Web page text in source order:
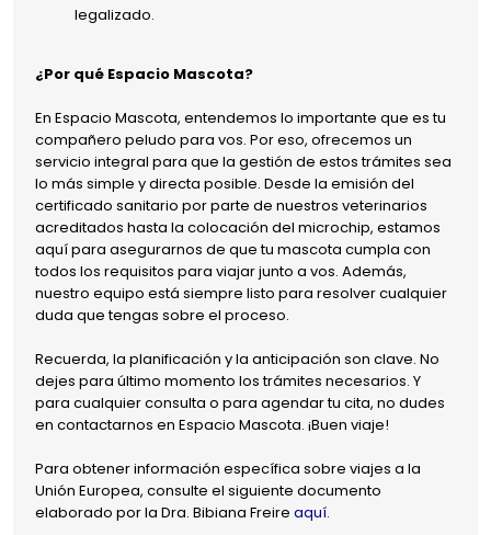
legalizado.
¿Por qué Espacio Mascota?
En Espacio Mascota, entendemos lo importante que es tu
compañero peludo para vos. Por eso, ofrecemos un
servicio integral para que la gestión de estos trámites sea
lo más simple y directa posible. Desde la emisión del
certificado sanitario por parte de nuestros veterinarios
acreditados hasta la colocación del microchip, estamos
aquí para asegurarnos de que tu mascota cumpla con
todos los requisitos para viajar junto a vos. Además,
nuestro equipo está siempre listo para resolver cualquier
duda que tengas sobre el proceso.
Recuerda, la planificación y la anticipación son clave. No
dejes para último momento los trámites necesarios. Y
para cualquier consulta o para agendar tu cita, no dudes
en contactarnos en Espacio Mascota. ¡Buen viaje!
Para obtener información específica sobre viajes a la
Unión Europea, consulte el siguiente documento
elaborado por la Dra. Bibiana Freire aquí.